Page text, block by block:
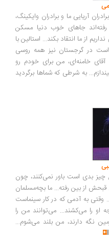
ما و برادران وایکینگ،
جاهای خوب دنیا مسکن
انتقاد بکند... استالین با
نیز همه روسی
من برای خودم رو
به شرطی که شماها برگردید
است باور نمی‌کنند، چون
رفته... ما بچه‌مسلمان
آدمی که در کار سینماست
می‌کشند... می‌توانند من را
دارند، من بلند می‌شوم...